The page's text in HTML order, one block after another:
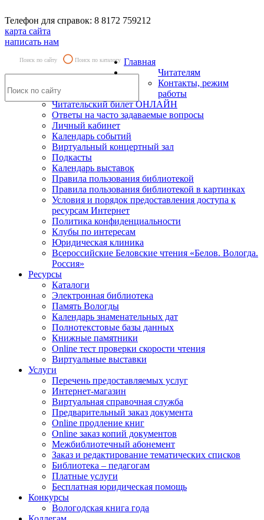
Телефон для справок: 8 8172 759212
карта сайта
написать нам
Поиск по сайту Поиск по каталогу Главная
Читателям
Контакты, режим
работы
Читательский билет ОНЛАЙН
Ответы на часто задаваемые вопросы
Личный кабинет
Календарь событий
Виртуальный концертный зал
Подкасты
Календарь выставок
Правила пользования библиотекой
Правила пользования библиотекой в картинках
Условия и порядок предоставления доступа к
ресурсам Интернет
Политика конфиденциальности
Клубы по интересам
Юридическая клиника
Всероссийские Беловские чтения «Белов. Вологда.
Россия»
Ресурсы
Каталоги
Электронная библиотека
Память Вологды
Календарь знаменательных дат
Полнотекстовые базы данных
Книжные памятники
Online тест проверки скорости чтения
Виртуальные выставки
Услуги
Перечень предоставляемых услуг
Интернет-магазин
Виртуальная справочная служба
Предварительный заказ документа
Online продление книг
Online заказ копий документов
Межбиблиотечный абонемент
Заказ и редактирование тематических списков
Библиотека – педагогам
Платные услуги
Бесплатная юридическая помощь
Конкурсы
Вологодская книга года